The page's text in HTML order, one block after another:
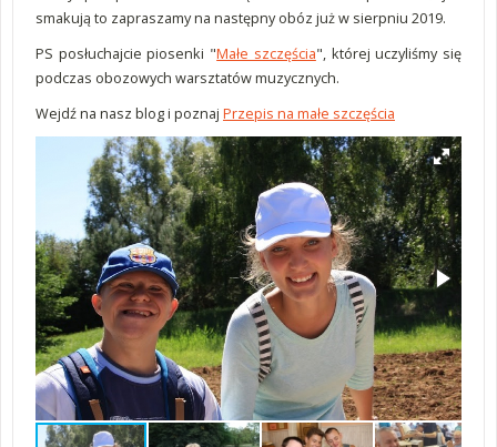
smakują to zapraszamy na następny obóz już w sierpniu 2019.
PS posłuchajcie piosenki "Małe szczęścia", której uczyliśmy się
podczas obozowych warsztatów muzycznych.
Wejdź na nasz blog i poznaj Przepis na małe szczęścia